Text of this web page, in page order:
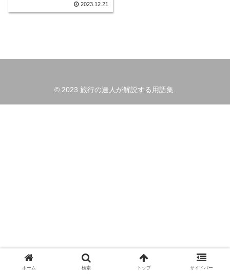
2023.12.21
© 2023 旅行の達人が解説する用語集.
ホーム 検索 トップ サイドバー